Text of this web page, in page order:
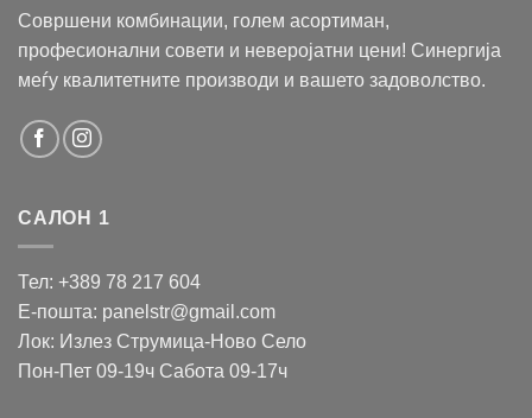
Совршени комбинации, голем асортиман,
професионални совети и неверојатни цени! Синергија
меѓу квалитетните производи и вашето задоволство.
САЛОН 1
Тел: +389 78 217 604
Е-пошта: panelstr@gmail.com
Лок: Излез Струмица-Ново Село
Пон-Пет 09-19ч Сабота 09-17ч